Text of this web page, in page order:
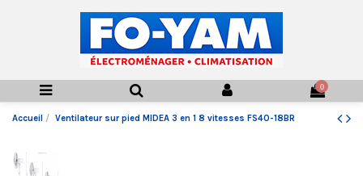
0
Accueil Ventilateur sur pied MIDEA 3 en 1 8 vitesses FS40-18BR